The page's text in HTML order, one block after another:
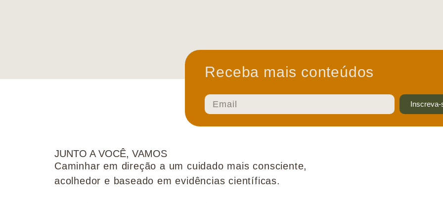
Receba mais conteúdos
Inscreva-
JUNTO A VOCÊ, VAMOS
Caminhar em direção a um cuidado mais consciente,
acolhedor e baseado em evidências científicas.